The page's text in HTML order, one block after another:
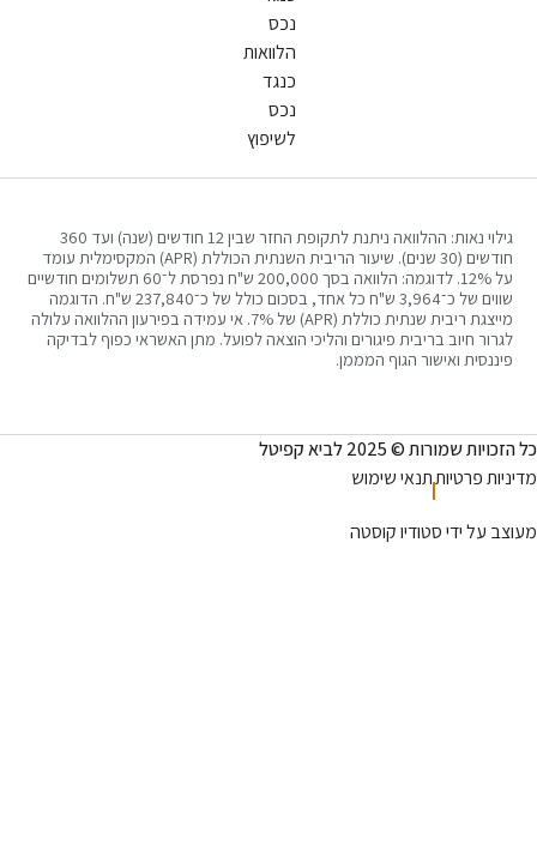
גילוי נאות: ההלוואה ניתנת לתקופת החזר שבין 12 חודשים (שנה) ועד 360
חודשים (30 שנים). שיעור הריבית השנתית הכוללת (APR) המקסימלית עומד
על 12%. לדוגמה: הלוואה בסך 200,000 ש"ח נפרסת ל־60 תשלומים חודשיים
שווים של כ־3,964 ש"ח כל אחד, בסכום כולל של כ־237,840 ש"ח. הדוגמה
מייצגת ריבית שנתית כוללת (APR) של 7%. אי עמידה בפירעון ההלוואה עלולה
חיוב בריבית פיגורים והליכי הוצאה לפועל. מתן האשראי כפוף לבדיקה
ואישור הגוף המממן.
© 2025 לביא קפיטל
תנאי שימוש
ידי סטודיו קוסטה